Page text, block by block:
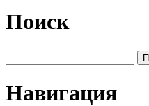
Поиск
Навигация